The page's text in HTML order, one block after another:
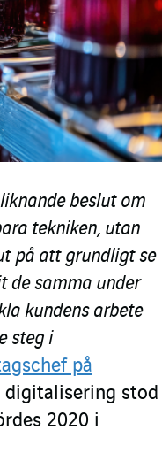
beslut om
tekniken, utan
på att grundligt se
de samma under
kundens arbete
steg i
på
digitalisering stod
2020 i